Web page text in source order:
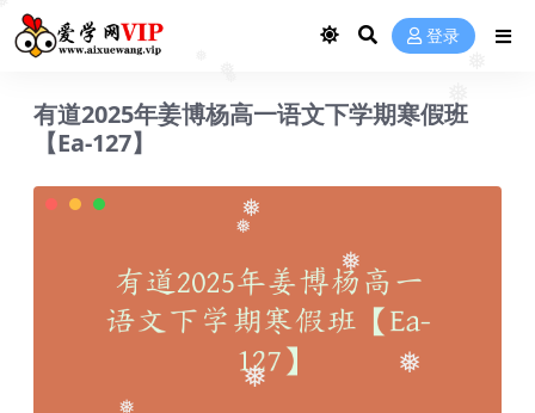
❅
❅
❅
❅ 登录
有道2025年姜博杨高一语文下学期寒假班
【Ea-127】